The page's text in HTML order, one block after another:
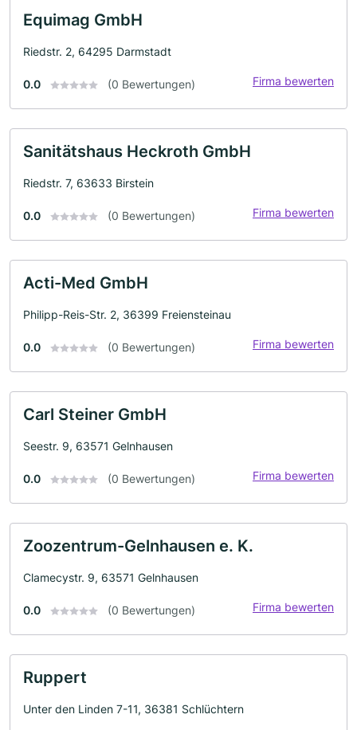
Equimag GmbH
Riedstr. 2, 64295 Darmstadt
0.0 (0 Bewertungen) Firma bewerten
Sanitätshaus Heckroth GmbH
Riedstr. 7, 63633 Birstein
0.0 (0 Bewertungen) Firma bewerten
Acti-Med GmbH
Philipp-Reis-Str. 2, 36399 Freiensteinau
0.0 (0 Bewertungen) Firma bewerten
Carl Steiner GmbH
Seestr. 9, 63571 Gelnhausen
0.0 (0 Bewertungen) Firma bewerten
Zoozentrum-Gelnhausen e. K.
Clamecystr. 9, 63571 Gelnhausen
0.0 (0 Bewertungen) Firma bewerten
Ruppert
Unter den Linden 7-11, 36381 Schlüchtern